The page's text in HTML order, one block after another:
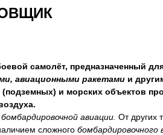
самолёт, предназначенный
авиационными ракетами и
и морских объектов
бомбардировочной авиации. От других
сложного бомбардировочного